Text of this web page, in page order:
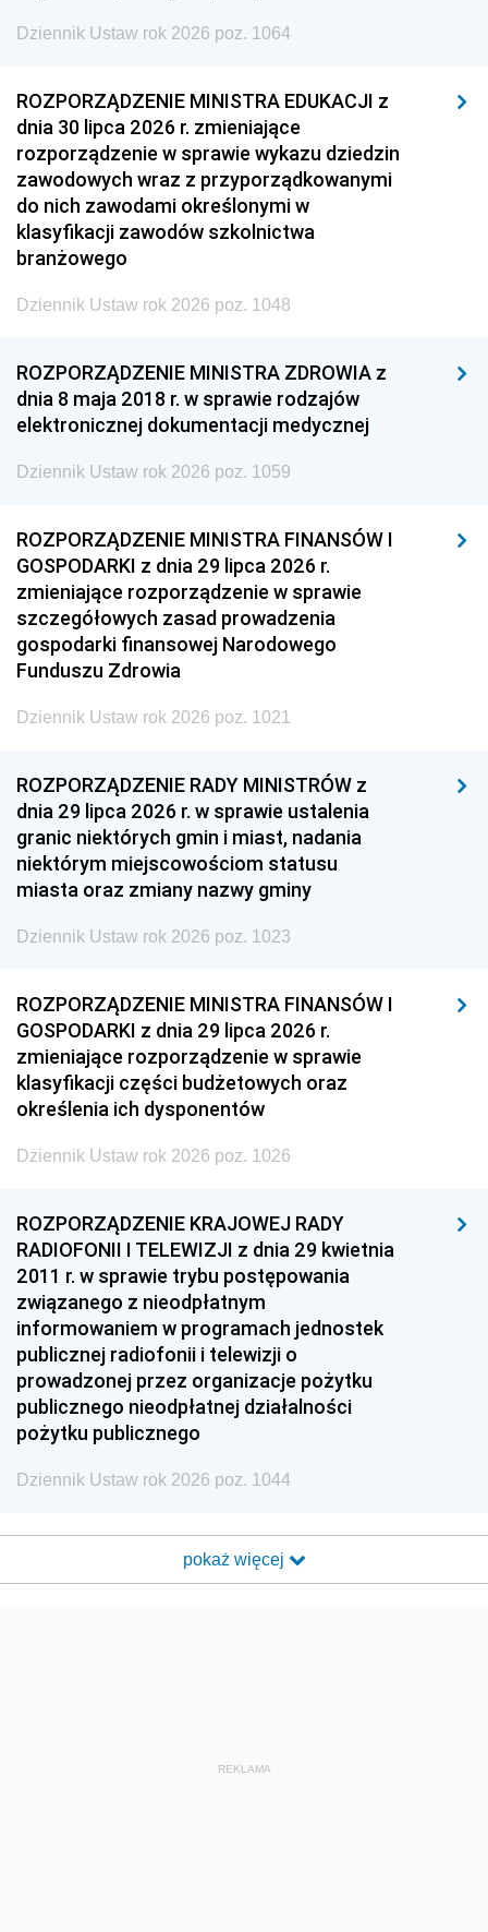
Dziennik Ustaw rok 2026 poz. 1064
ROZPORZĄDZENIE MINISTRA EDUKACJI z
dnia 30 lipca 2026 r. zmieniające
rozporządzenie w sprawie wykazu dziedzin
zawodowych wraz z przyporządkowanymi
do nich zawodami określonymi w
klasyfikacji zawodów szkolnictwa
branżowego
Dziennik Ustaw rok 2026 poz. 1048
ROZPORZĄDZENIE MINISTRA ZDROWIA z
dnia 8 maja 2018 r. w sprawie rodzajów
elektronicznej dokumentacji medycznej
Dziennik Ustaw rok 2026 poz. 1059
ROZPORZĄDZENIE MINISTRA FINANSÓW I
GOSPODARKI z dnia 29 lipca 2026 r.
zmieniające rozporządzenie w sprawie
szczegółowych zasad prowadzenia
gospodarki finansowej Narodowego
Funduszu Zdrowia
Dziennik Ustaw rok 2026 poz. 1021
ROZPORZĄDZENIE RADY MINISTRÓW z
dnia 29 lipca 2026 r. w sprawie ustalenia
granic niektórych gmin i miast, nadania
niektórym miejscowościom statusu
miasta oraz zmiany nazwy gminy
Dziennik Ustaw rok 2026 poz. 1023
ROZPORZĄDZENIE MINISTRA FINANSÓW I
GOSPODARKI z dnia 29 lipca 2026 r.
zmieniające rozporządzenie w sprawie
klasyfikacji części budżetowych oraz
określenia ich dysponentów
Dziennik Ustaw rok 2026 poz. 1026
ROZPORZĄDZENIE KRAJOWEJ RADY
RADIOFONII I TELEWIZJI z dnia 29 kwietnia
2011 r. w sprawie trybu postępowania
związanego z nieodpłatnym
informowaniem w programach jednostek
publicznej radiofonii i telewizji o
prowadzonej przez organizacje pożytku
publicznego nieodpłatnej działalności
pożytku publicznego
Dziennik Ustaw rok 2026 poz. 1044
pokaż więcej
REKLAMA